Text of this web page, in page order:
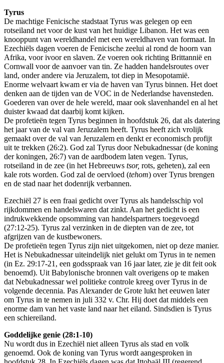
Tyrus
De machtige Fenicische stadstaat Tyrus was gelegen op een
rotseiland net voor de kust van het huidige Libanon. Het was een
knooppunt van wereldhandel met een wereldhaven van formaat. In
Ezechiëls dagen voeren de Fenicische zeelui al rond de hoorn van
Afrika, voor ivoor en slaven. Ze voeren ook richting Brittannië en
Cornwall voor de aanvoer van tin. Ze hadden handelsroutes over
land, onder andere via Jeruzalem, tot diep in Mesopotamië.
Enorme welvaart kwam er via de haven van Tyrus binnen. Het doet
denken aan de tijden van de VOC in de Nederlandse havensteden.
Goederen van over de hele wereld, maar ook slavenhandel en al het
duister kwaad dat daarbij komt kijken.
De profetieën tegen Tyrus beginnen in hoofdstuk 26, dat als datering
het jaar van de val van Jeruzalem heeft. Tyrus heeft zich vrolijk
gemaakt over de val van Jeruzalem en denkt er economisch profijt
uit te trekken (26:2). God zal Tyrus door Nebukadnessar (de koning
der koningen, 26:7) van de aardbodem laten vegen. Tyrus,
rotseiland in de zee (in het Hebreeuws tsor, rots, geheten), zal een
kale rots worden. God zal de oervloed (tehom) over Tyrus brengen
en de stad naar het dodenrijk verbannen.
Ezechiël 27 is een fraai gedicht over Tyrus als handelsschip vol
rijkdommen en handelswaren dat zinkt. Aan het gedicht is een
indrukwekkende opsomming van handelspartners toegevoegd
(27:12-25). Tyrus zal verzinken in de diepten van de zee, tot
afgrijzen van de kustbewoners.
De profetieën tegen Tyrus zijn niet uitgekomen, niet op deze manier.
Het is Nebukadnessar uiteindelijk niet gelukt om Tyrus in te nemen
(in Ez. 29:17-21, een godsspraak van 16 jaar later, zie je dit feit ook
benoemd). Uit Babylonische bronnen valt overigens op te maken
dat Nebukadnessar wel politieke controle kreeg over Tyrus in de
volgende decennia. Pas Alexander de Grote lukt het eeuwen later
om Tyrus in te nemen in juli 332 v. Chr. Hij doet dat middels een
enorme dam van het vaste land naar het eiland. Sindsdien is Tyrus
een schiereiland.
Goddelijke genie (28:1-10)
Nu wordt dus in Ezechiël niet alleen Tyrus als stad en volk
genoemd. Ook de koning van Tyrus wordt aangesproken in